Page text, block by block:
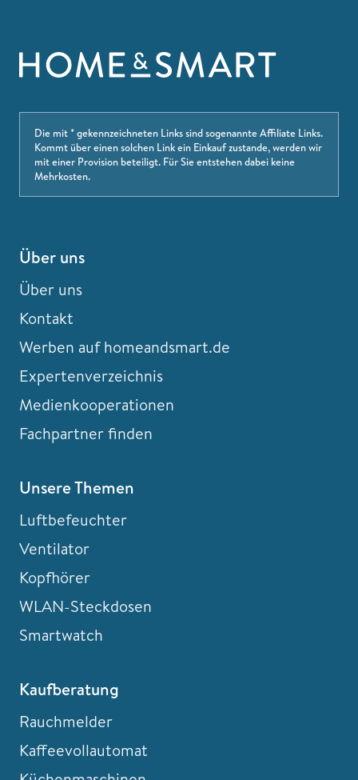
Die mit * gekennzeichneten Links sind sogenannte Affiliate Links.
Kommt über einen solchen Link ein Einkauf zustande, werden wir
mit einer Provision beteiligt. Für Sie entstehen dabei keine
Mehrkosten.
Über uns
Über uns
Kontakt
Werben auf homeandsmart.de
Expertenverzeichnis
Medienkooperationen
Fachpartner finden
Unsere Themen
Luftbefeuchter
Ventilator
Kopfhörer
WLAN-Steckdosen
Smartwatch
Kaufberatung
Rauchmelder
Kaffeevollautomat